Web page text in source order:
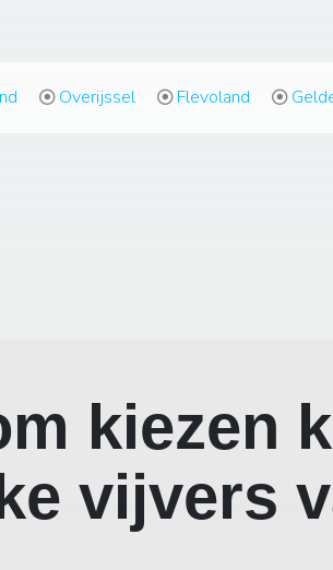
Overijssel Flevoland
kiezen
vijvers